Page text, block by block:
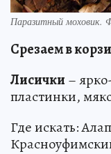
Паразитный моховик.
Срезаем в
Лисички –
пластинки,
Где искать: